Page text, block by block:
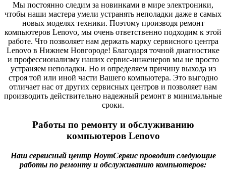
Мы постоянно следим за новинками в мире электроники,
чтобы наши мастера умели устранять неполадки даже в самых
новых моделях техники. Поэтому производя ремонт
компьютеров Lenovo, мы очень ответственно подходим к этой
работе. Что позволяет нам держать марку сервисного центра
Lenovo в Нижнем Новгороде! Благодаря точной диагностике
и профессионализму наших сервис-инженеров мы не просто
устраняем неполадки. Но и определяем причину выхода из
строя той или иной части Вашего компьютера. Это выгодно
отличает нас от других сервисных центров и позволяет нам
производить действительно надежный ремонт в минимальные
сроки.
Работы по ремонту и обслуживанию
компьютеров Lenovo
Наш сервисный центр НоутСервис проводит следующие
работы по ремонту и обслуживанию компьютеров: